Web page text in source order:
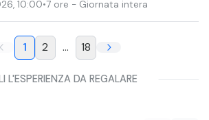
, 10:00•7 ore - Giornata intera
1 2 ... 18
L'ESPERIENZA DA REGALARE